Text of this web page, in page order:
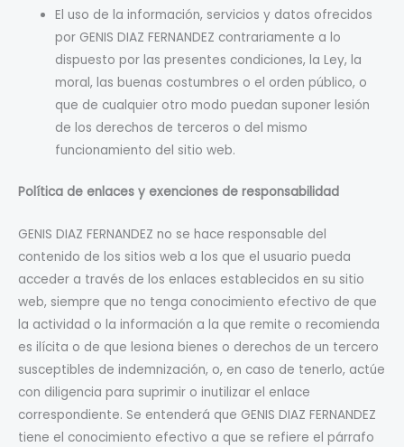
El uso de la información, servicios y datos ofrecidos
por GENIS DIAZ FERNANDEZ contrariamente a lo
dispuesto por las presentes condiciones, la Ley, la
moral, las buenas costumbres o el orden público, o
que de cualquier otro modo puedan suponer lesión
de los derechos de terceros o del mismo
funcionamiento del sitio web.
Política de enlaces y exenciones de responsabilidad
GENIS DIAZ FERNANDEZ no se hace responsable del
contenido de los sitios web a los que el usuario pueda
acceder a través de los enlaces establecidos en su sitio
web, siempre que no tenga conocimiento efectivo de que
la actividad o la información a la que remite o recomienda
es ilícita o de que lesiona bienes o derechos de un tercero
susceptibles de indemnización, o, en caso de tenerlo, actúe
con diligencia para suprimir o inutilizar el enlace
correspondiente. Se entenderá que GENIS DIAZ FERNANDEZ
tiene el conocimiento efectivo a que se refiere el párrafo